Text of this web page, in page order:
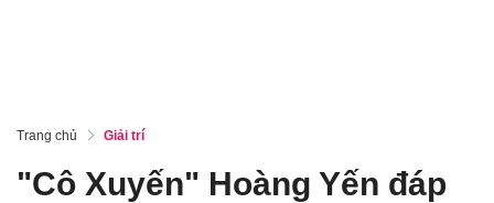
Trang chủ Giải trí
"Cô Xuyến" Hoàng Yến đáp